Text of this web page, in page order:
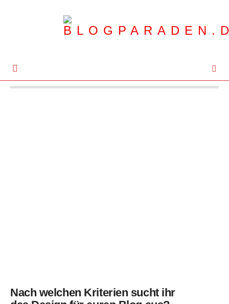
Nach welchen Kriterien sucht ihr